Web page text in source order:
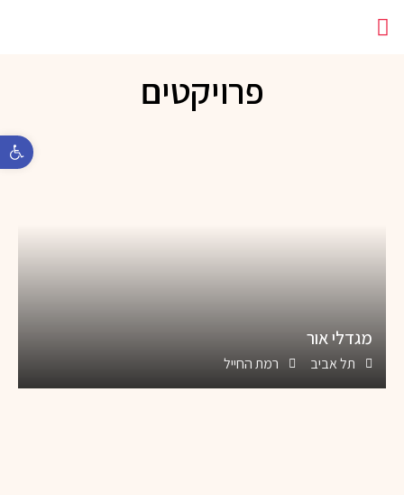
פרויקטים
מגדלי אור
תל אביב רמת החייל